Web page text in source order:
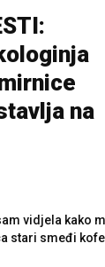
na
vidjela kako
stari smeđi